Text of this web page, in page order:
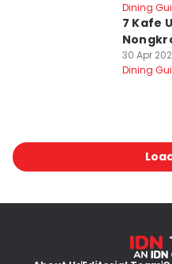
Dining
7 Kafe
30 Apr
Dining